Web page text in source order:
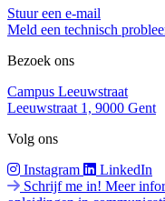
Stuur een e-mail
Meld een technisch
Bezoek ons
Campus Leeuwstraat
Leeuwstraat 1, 9000 Gent
Volg ons
Instagram
LinkedIn
Schrijf me in! Meer